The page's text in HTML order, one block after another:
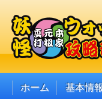
ホーム 基本情